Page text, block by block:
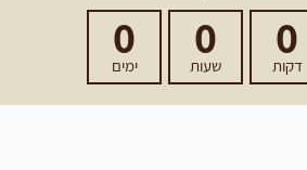
0
דקות
0
שעות
0
ימים